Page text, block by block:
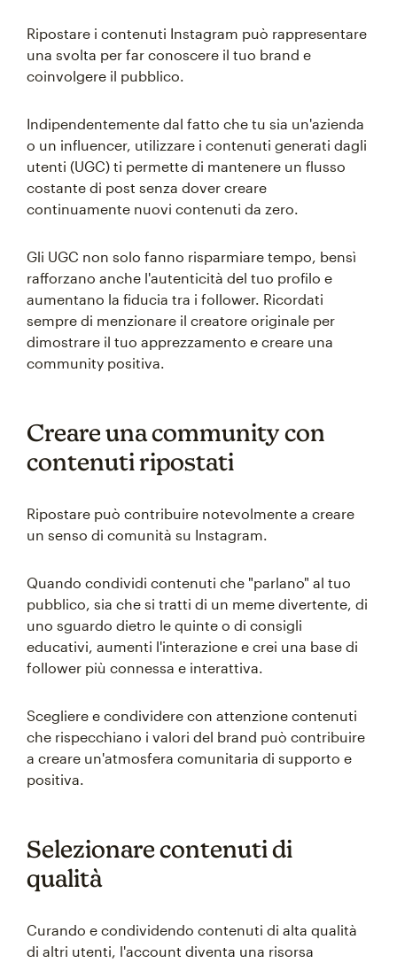
Ripostare i contenuti Instagram può rappresentare
una svolta per far conoscere il tuo brand e
coinvolgere il pubblico.
Indipendentemente dal fatto che tu sia un'azienda
o un influencer, utilizzare i contenuti generati dagli
utenti (UGC) ti permette di mantenere un flusso
costante di post senza dover creare
continuamente nuovi contenuti da zero.
Gli UGC non solo fanno risparmiare tempo, bensì
rafforzano anche l'autenticità del tuo profilo e
aumentano la fiducia tra i follower. Ricordati
sempre di menzionare il creatore originale per
dimostrare il tuo apprezzamento e creare una
community positiva.
Creare una community con
contenuti ripostati
Ripostare può contribuire notevolmente a creare
un senso di comunità su Instagram.
Quando condividi contenuti che "parlano" al tuo
pubblico, sia che si tratti di un meme divertente, di
uno sguardo dietro le quinte o di consigli
educativi, aumenti l'interazione e crei una base di
follower più connessa e interattiva.
Scegliere e condividere con attenzione contenuti
che rispecchiano i valori del brand può contribuire
a creare un'atmosfera comunitaria di supporto e
positiva.
Selezionare contenuti di
qualità
Curando e condividendo contenuti di alta qualità
di altri utenti, l'account diventa una risorsa